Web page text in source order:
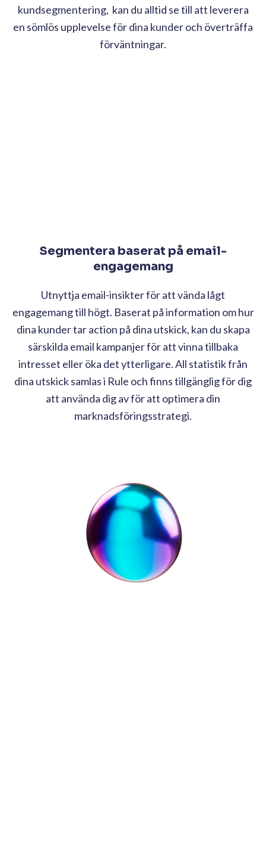
kundsegmentering, kan du alltid se till att leverera
en sömlös upplevelse för dina kunder och överträffa
förväntningar.
Segmentera baserat på email-
engagemang
Utnyttja email-insikter för att vända lågt
engagemang till högt. Baserat på information om hur
dina kunder tar action på dina utskick, kan du skapa
särskilda email kampanjer för att vinna tillbaka
intresset eller öka det ytterligare. All statistik från
dina utskick samlas i Rule och finns tillgänglig för dig
att använda dig av för att optimera din
marknadsföringsstrategi.